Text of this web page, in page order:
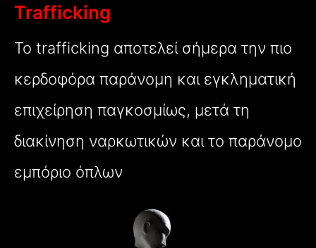
Trafficking
Το trafficking αποτελεί σήμερα την πιο
κερδοφόρα παράνομη και εγκληματική
επιχείρηση παγκοσμίως, μετά τη
διακίνηση ναρκωτικών και το παράνομο
εμπόριο όπλων